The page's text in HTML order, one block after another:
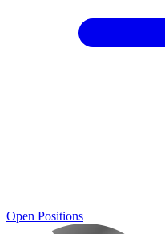
Open Positions